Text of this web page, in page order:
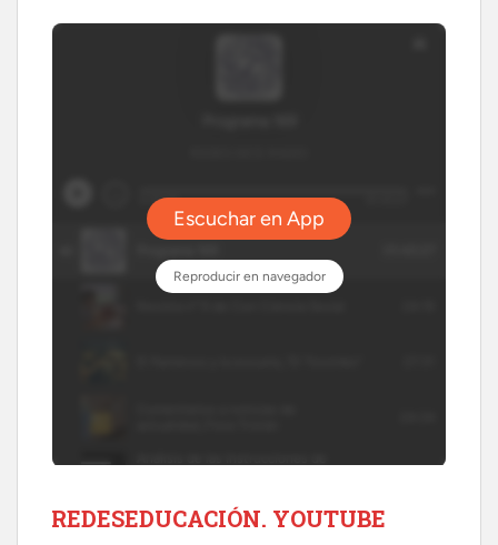
REDESEDUCACIÓN. YOUTUBE